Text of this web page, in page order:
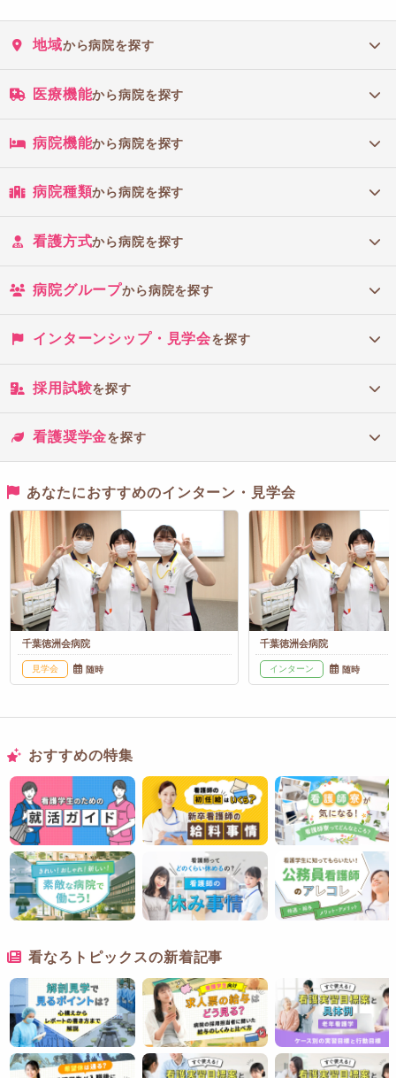
地域から病院を探す
医療機能から病院を探す
病院機能から病院を探す
病院種類から病院を探す
看護方式から病院を探す
病院グループから病院を探す
インターンシップ・見学会を探す
採用試験を探す
看護奨学金を探す
あなたにおすすめのインターン・見学会
千葉徳洲会病院
見学会 随時
千葉徳洲会病院
インターン 随時
おすすめの特集
看なろトピックスの新着記事